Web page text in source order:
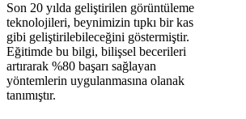
Son 20 yılda geliştirilen görüntüleme
teknolojileri, beynimizin tıpkı bir kas
gibi geliştirilebileceğini göstermiştir.
Eğitimde bu bilgi, bilişsel becerileri
artırarak %80 başarı sağlayan
yöntemlerin uygulanmasına olanak
tanımıştır.